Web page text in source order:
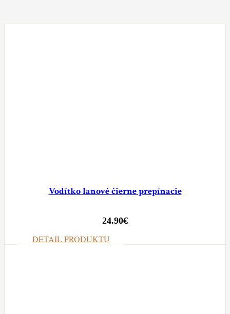
Vodítko lanové čierne prepínacie
24.90€
DETAIL PRODUKTU